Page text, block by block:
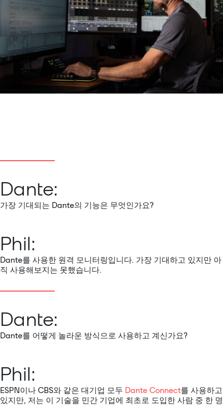
Dante:
가장 기대되는 Dante의 기능은 무엇인가요?
Phil:
Dante를 사용한 원격 모니터링입니다. 가장 기대하고 있지만 아
직 사용해보지는 못했습니다.
Dante:
Dante를 어떻게 놀라운 방식으로 사용하고 계신가요?
Phil:
ESPN이나 CBS와 같은 대기업 모두 Dante Connect를 사용하고
있지만, 저는 이 기술을 민간 기업에 최초로 도입한 사람 중 한 명